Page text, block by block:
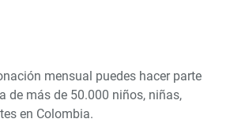
mensual puedes hacer parte
de más de 50.000 niños, niñas,
en Colombia.